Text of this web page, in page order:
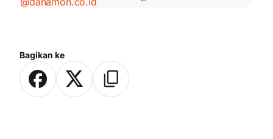
Bagikan ke